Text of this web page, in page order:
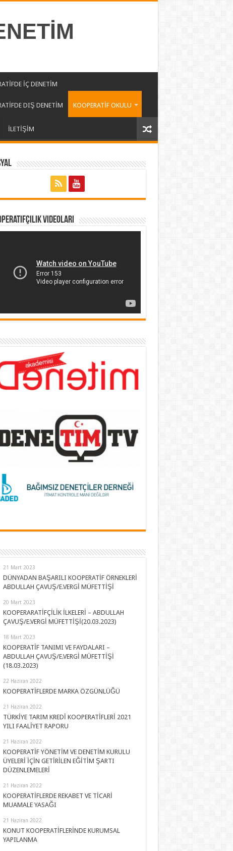
İÇ DENETİM
DIŞ DENETİM KOOPERATİF OKULU
İLETİŞİM
Videoları
21 Mart 2023
DÜNYADAN BAŞARILI KOOPERATİF ÖRNEKLERİ
ABDULLAH ÇAVUŞ/E.VERGİ MÜFETTİŞİ
20 Mart 2023
KOOPERARATİFÇİLİK İLKELERİ – ABDULLAH
ÇAVUŞ/E.VERGİ MÜFETTİŞİ(20.03.2023)
18 Mart 2023
KOOPERATİF TANIMI VE FAYDALARI –
ABDULLAH ÇAVUŞ/E.VERGİ MÜFETTİŞİ
(18.03.2023)
22 Haziran 2022
KOOPERATİFLERDE MARKA ÖZGÜNLÜĞÜ
21 Haziran 2022
TÜRKİYE TARIM KREDİ KOOPERATİFLERİ 2021
YILI FAALİYET RAPORU
21 Haziran 2022
KOOPERATİF YÖNETİM VE DENETİM KURULU
ÜYELERİ İÇİN GETİRİLEN EĞİTİM ŞARTI
DÜZENLEMELERİ
21 Haziran 2022
KOOPERATİFLERDE REKABET VE TİCARİ
MUAMALE YASAĞI
21 Haziran 2022
KONUT KOOPERATİFLERİNDE KURUMSAL
YAPILANMA